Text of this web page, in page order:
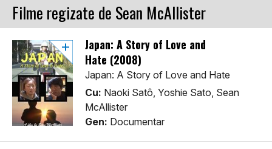
Filme regizate de Sean McAllister
Japan: A Story of Love and
Hate (2008)
Japan: A Story of Love and Hate
Cu: Naoki Satô, Yoshie Sato, Sean
McAllister
Gen: Documentar